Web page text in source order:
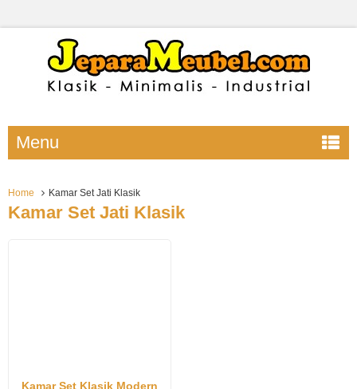
Menu
Home Kamar Set Jati Klasik
Kamar Set Jati Klasik
Kamar Set Klasik Modern